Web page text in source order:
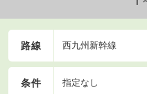
路線 西九州新幹線
条件 指定なし